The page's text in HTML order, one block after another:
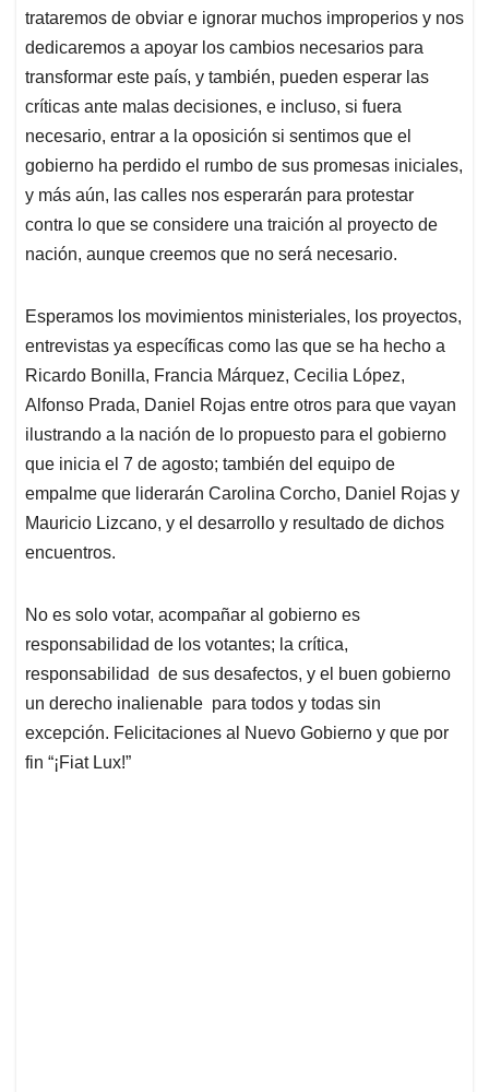
trataremos de obviar e ignorar muchos improperios y nos
dedicaremos a apoyar los cambios necesarios para
transformar este país, y también, pueden esperar las
críticas ante malas decisiones, e incluso, si fuera
necesario, entrar a la oposición si sentimos que el
gobierno ha perdido el rumbo de sus promesas iniciales,
y más aún, las calles nos esperarán para protestar
contra lo que se considere una traición al proyecto de
nación, aunque creemos que no será necesario.
Esperamos los movimientos ministeriales, los proyectos,
entrevistas ya específicas como las que se ha hecho a
Ricardo Bonilla, Francia Márquez, Cecilia López,
Alfonso Prada, Daniel Rojas entre otros para que vayan
ilustrando a la nación de lo propuesto para el gobierno
que inicia el 7 de agosto; también del equipo de
empalme que liderarán Carolina Corcho, Daniel Rojas y
Mauricio Lizcano, y el desarrollo y resultado de dichos
encuentros.
No es solo votar, acompañar al gobierno es
responsabilidad de los votantes; la crítica,
responsabilidad de sus desafectos, y el buen gobierno
un derecho inalienable para todos y todas sin
excepción. Felicitaciones al Nuevo Gobierno y que por
fin “¡Fiat Lux!”